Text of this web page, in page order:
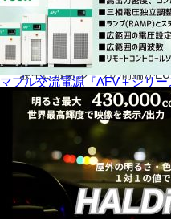
マブル交流電源『AFV＋シリー
で構成されています。
TBRS101-TX放射ループは、
使用されます。巻線とEUT
験中に放射ループの前端が
す。このテストは、30 Hz〜
ます。MIL-STD-461Gのセ
アップと測定手順が規定され
TBRS101-TX放射ループは
12AWGゲージ(2mm)銅線で
DC抵抗は50mΩです。ルー
を印加することにより、包